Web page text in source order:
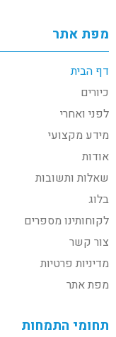
מפת אתר
דף הבית
כיורים
לפני ואחרי
מידע מקצועי
אודות
שאלות ותשובות
בלוג
לקוחותינו מספרים
צור קשר
מדיניות פרטיות
מפת אתר
תחומי התמחות